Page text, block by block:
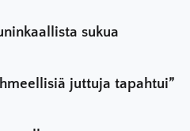
sukua
juttuja tapahtui”